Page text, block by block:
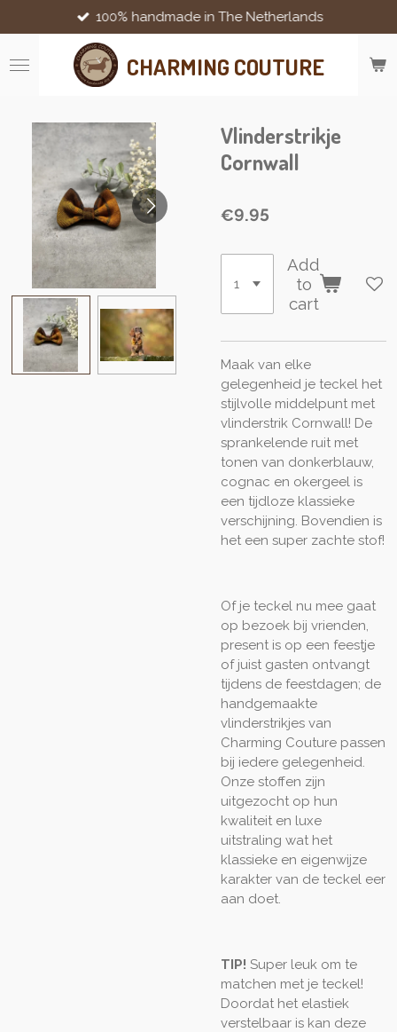
to
main
content
CHARMING COUTURE
100% handmade in The Netherlands
Vlinderstrikje
Cornwall
€9.95
Add
to
cart
Maak van elke
gelegenheid je teckel het
stijlvolle middelpunt met
vlinderstrik Cornwall! De
sprankelende ruit met
tonen van donkerblauw,
cognac en okergeel is
een tijdloze klassieke
verschijning. Bovendien is
het een super zachte stof!
Of je teckel nu mee gaat
op bezoek bij vrienden,
present is op een feestje
of juist gasten ontvangt
tijdens de feestdagen; de
handgemaakte
vlinderstrikjes van
Charming Couture passen
bij iedere gelegenheid.
Onze stoffen zijn
uitgezocht op hun
kwaliteit en luxe
uitstraling wat het
klassieke en eigenwijze
karakter van de teckel eer
aan doet.
TIP! Super leuk om te
matchen met je teckel!
Doordat het elastiek
verstelbaar is kan deze